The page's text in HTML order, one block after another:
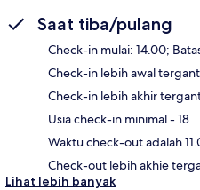
Saat tiba/pulang
Check-in mulai: 14.00;
Check-in lebih awal
Check-in lebih akhir
Usia check-in minimal - 18
Waktu check-out adalah
Check-out lebih akhie
Lihat lebih banyak